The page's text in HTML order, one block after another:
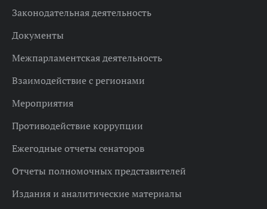
Законодательная деятельность
Документы
Межпарламентская деятельность
Взаимодействие с регионами
Мероприятия
Противодействие коррупции
Ежегодные отчеты сенаторов
Отчеты полномочных представителей
Издания и аналитические материалы